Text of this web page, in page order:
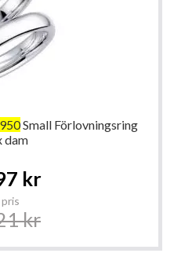
950Small Förlovningsring
dam
kr
kr